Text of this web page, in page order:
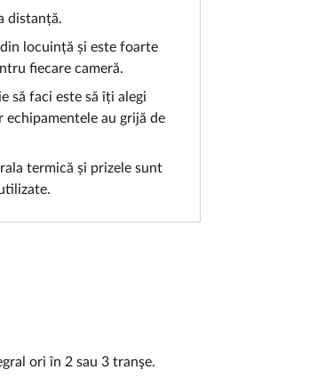
distanță.
locuință și este foarte
fiecare cameră.
să faci este să îți alegi
au grijă de
termică și prizele sunt
ori în 2 sau 3 tranşe.